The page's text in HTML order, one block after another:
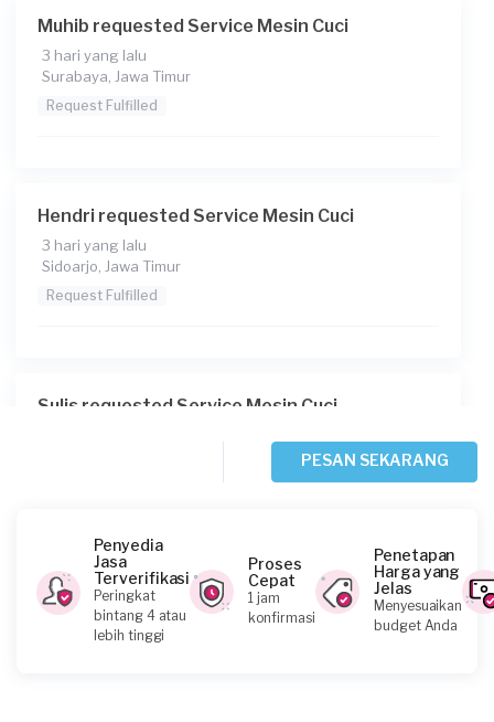
Muhib requested Service Mesin Cuci
3 hari yang lalu
Surabaya, Jawa Timur
Request Fulfilled
Hendri requested Service Mesin Cuci
3 hari yang lalu
Sidoarjo, Jawa Timur
Request Fulfilled
Sulis requested Service Mesin Cuci
Adrian Himawan Santoso requested Service
Mesin Cuci
6 hari yang lalu
PESAN SEKARANG
Penyedia
Jasa
Terverifikasi
Peringkat
bintang 4 atau
lebih tinggi
Proses
Cepat
1 jam
konfirmasi
Penetapan
Harga yang
Jelas
Menyesuaikan
budget Anda